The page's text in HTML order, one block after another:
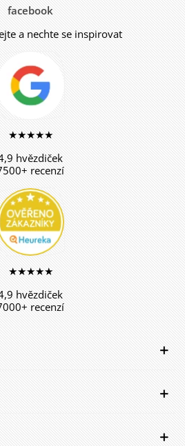
facebook
a nechte se inspirovat
★★★★★
hvězdiček
recenzí
★★★★★
hvězdiček
recenzí